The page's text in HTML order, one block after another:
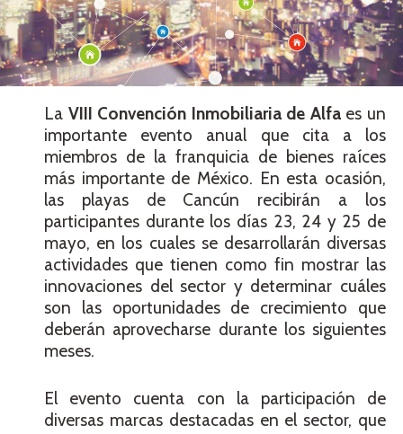
La VIII Convención Inmobiliaria de Alfa es un
importante evento anual que cita a los
miembros de la franquicia de bienes raíces
más importante de México. En esta ocasión,
las playas de Cancún recibirán a los
participantes durante los días 23, 24 y 25 de
mayo, en los cuales se desarrollarán diversas
actividades que tienen como fin mostrar las
innovaciones del sector y determinar cuáles
son las oportunidades de crecimiento que
deberán aprovecharse durante los siguientes
meses.
El evento cuenta con la participación de
diversas marcas destacadas en el sector, que